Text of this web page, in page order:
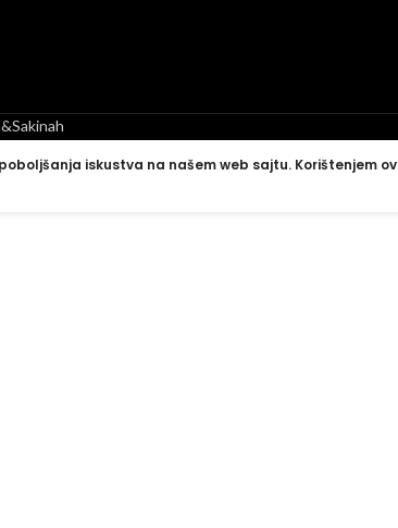
iskustva na našem web sajtu. Korištenjem